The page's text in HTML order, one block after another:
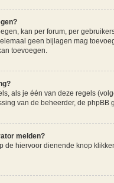
kan per forum, per
geen bijlagen mag
toevoegen.
als je één van deze regels
van de beheerder, de phpBB
melden?
de hiervoor dienende knop